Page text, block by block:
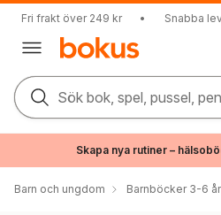
Fri frakt över 249 kr • Snabba
Sök bok, spel, pussel,
Skapa nya rutiner –
Barn och ungdom Barnböcker 3-6 år